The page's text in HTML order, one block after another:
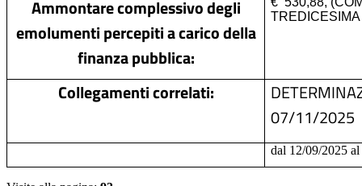
Ammontare complessivo degli
emolumenti percepiti a carico della
finanza pubblica:
Collegamenti correlati:
07/11/2025
dal 12/09/2025